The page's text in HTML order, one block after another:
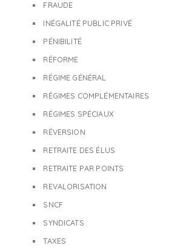
FRAUDE
INÉGALITÉ PUBLIC PRIVÉ
PÉNIBILITÉ
RÉFORME
RÉGIME GÉNÉRAL
RÉGIMES COMPLÉMENTAIRES
RÉGIMES SPÉCIAUX
RÉVERSION
RETRAITE DES ÉLUS
RETRAITE PAR POINTS
REVALORISATION
SNCF
SYNDICATS
TAXES